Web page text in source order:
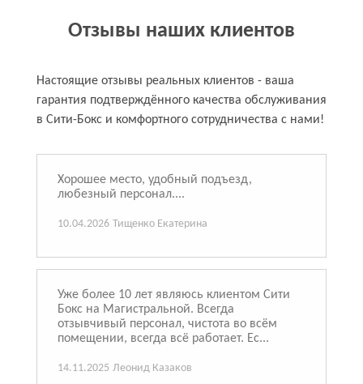
Отзывы наших клиентов
Настоящие отзывы реальных клиентов - ваша
гарантия подтверждённого качества обслуживания
в Сити-Бокс и комфортного сотрудничества с нами!
Хорошее место, удобный подъезд,
любезный персонал....
10.04.2026 Тищенко Екатерина
Уже более 10 лет являюсь клиентом Сити
Бокс на Магистральной. Всегда
отзывчивый персонал, чистота во всём
помещении, всегда всё работает. Ес...
14.11.2025 Леонид Казаков